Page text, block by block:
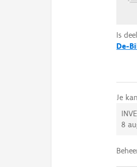
Is
De-
Je
8